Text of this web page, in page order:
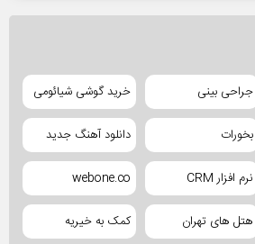
جراحی بینی خرید گوشی شیائومی
بخورات دانلود آهنگ جدید
نرم افزار CRM webone.co
هتل های تهران کمک به خیریه